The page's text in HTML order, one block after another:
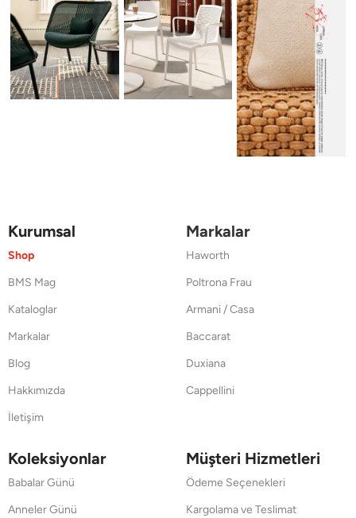
Kurumsal
Shop
BMS Mag
Kataloglar
Markalar
Blog
Hakkımızda
İletişim
Markalar
Haworth
Poltrona Frau
Armani / Casa
Baccarat
Duxiana
Cappellini
Koleksiyonlar
Babalar Günü
Anneler Günü
Müşteri Hizmetleri
Ödeme Seçenekleri
Kargolama ve Teslimat